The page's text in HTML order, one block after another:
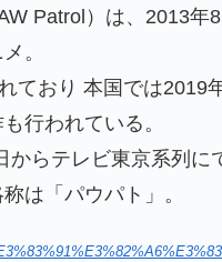
Patrol）は、2013
。
ており 本国では2019
行われている。
からテレビ東京系列
は「パウパト」。